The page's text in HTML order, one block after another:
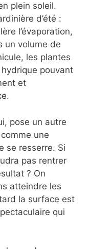
plein soleil.
d’été :
l’évaporation,
un volume de
les plantes
pouvant
et
pose un autre
une
se resserre. Si
pas rentrer
? On
atteindre les
la surface est
qui